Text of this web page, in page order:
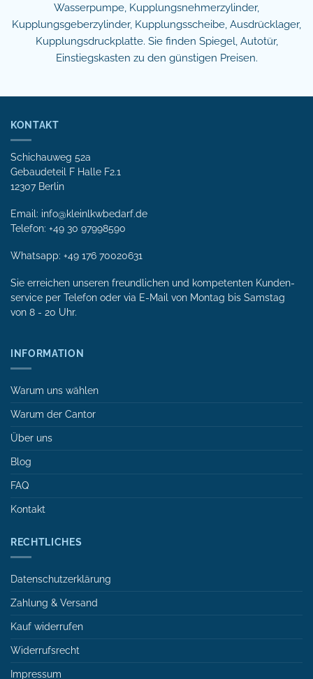
Wasserpumpe, Kupplungsnehmerzylinder,
Kupplungsgeberzylinder, Kupplungsscheibe, Ausdrücklager,
Kupplungsdruckplatte. Sie finden Spiegel, Autotür,
Einstiegskasten zu den günstigen Preisen.
KONTAKT
Schichauweg 52a
Gebaudeteil F Halle F2.1
12307 Berlin
Email: info@kleinlkwbedarf.de
Telefon: +49 30 97998590
Whatsapp: +49 176 70020631
Sie erreichen unseren freundlichen und kompetenten Kunden­
service per Tele­fon oder via E-Mail von Mon­tag bis Samstag
von 8 - 20 Uhr.
INFORMATION
Warum uns wählen
Warum der Cantor
Über uns
Blog
FAQ
Kontakt
RECHTLICHES
Datenschutzerklärung
Zahlung & Versand
Kauf widerrufen
Widerrufsrecht
Impressum